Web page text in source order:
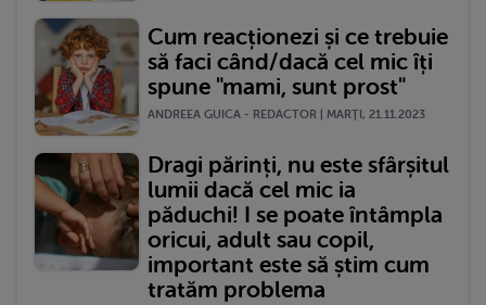
Cum reacționezi și ce trebuie
să faci când/dacă cel mic îți
spune "mami, sunt prost"
ANDREEA GUICA - REDACTOR | MARŢI, 21.11.2023
Dragi părinți, nu este sfârșitul
lumii dacă cel mic ia
păduchi! I se poate întâmpla
oricui, adult sau copil,
important este să știm cum
tratăm problema